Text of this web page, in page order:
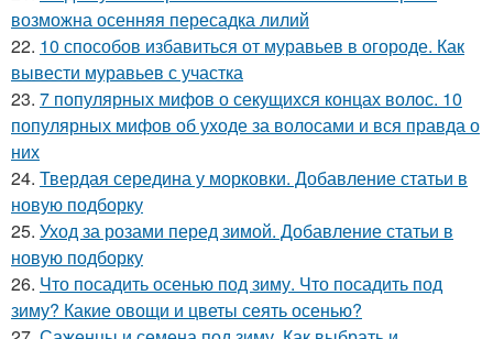
возможна осенняя пересадка лилий
22. 10 способов избавиться от муравьев в огороде. Как
вывести муравьев с участка
23. 7 популярных мифов о секущихся концах волос. 10
популярных мифов об уходе за волосами и вся правда о
них
24. Твердая середина у морковки. Добавление статьи в
новую подборку
25. Уход за розами перед зимой. Добавление статьи в
новую подборку
26. Что посадить осенью под зиму. Что посадить под
зиму? Какие овощи и цветы сеять осенью?